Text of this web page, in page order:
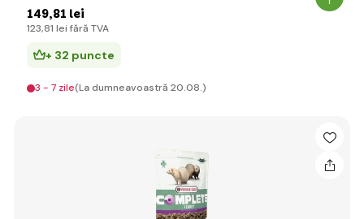
149,81 lei
123,81 lei fără TVA
+ 32 puncte
3 - 7 zile(La dumneavoastră 20.08.)